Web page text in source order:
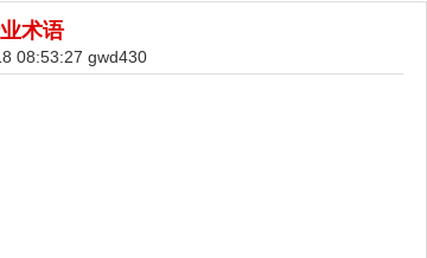
术语
08:53:27 gwd430